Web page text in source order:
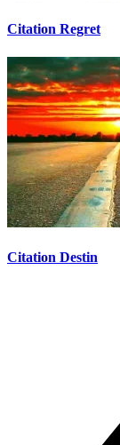
Citation Regret
Citation Destin